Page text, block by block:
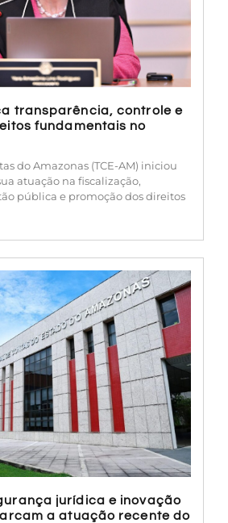
transparência, controle e
fundamentais no
do Amazonas (TCE-AM) iniciou
atuação na fiscalização,
pública e promoção dos direitos
jurídica e inovação
a atuação recente do